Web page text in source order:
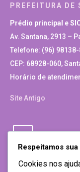
PREFEITURA DE
Prédio principal e
Av. Santana, 2913 –
Telefone: (96)
CEP: 68928-060,
Horário de
Site Antigo
Respeitamos
Cookies nos